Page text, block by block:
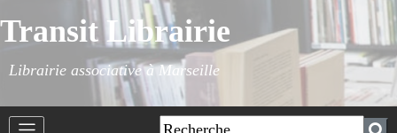
Transit Librairie
Librairie associative à Marseille